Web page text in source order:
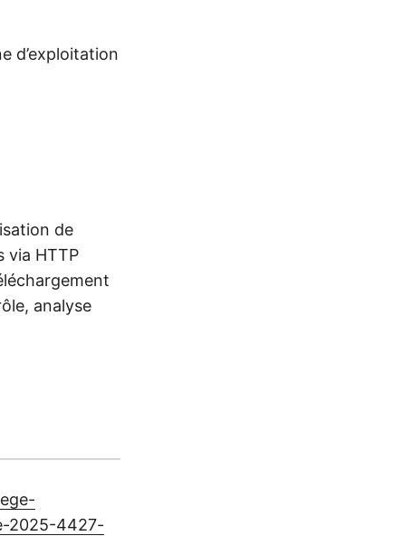
d’exploitation
de
via HTTP
analyse
2025-4427-